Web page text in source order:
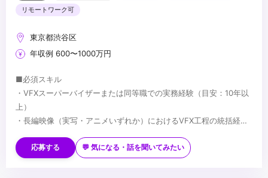
リモートワーク可
東京都渋谷区
年収例 600〜1000万円
■必須スキル
・VFXスーパーバイザーまたは同等職での実務経験（目安：10年以
上）
・長編映像（実写・アニメいずれか）におけるVFX工程の統括経験
・国内外プロダクションとの協業経験
・Houdini／Nuke 等、主要VFXツールの深い知識
応募する 💬 気になる・話を聞いてみたい